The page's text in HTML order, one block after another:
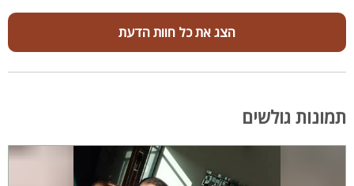
הצג את כל חוות הדעת
תמונות גולשים